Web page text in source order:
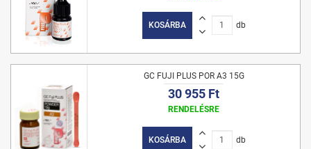
KOSÁRBA db
GC FUJI PLUS POR A3 15G
30 955 Ft
RENDELÉSRE
KOSÁRBA db